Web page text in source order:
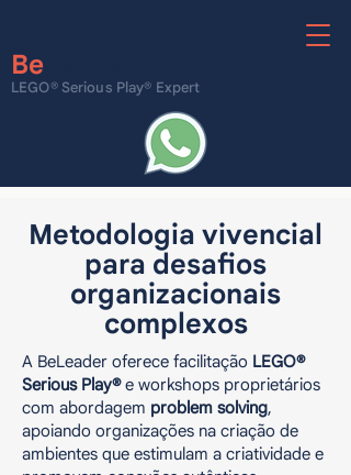
Be
LEGO® Serious Play® Expert
Metodologia vivencial
para desafios
organizacionais
complexos
A BeLeader oferece facilitação LEGO®
Serious Play®e workshops proprietários
com abordagem problem solving,
apoiando organizações na criação de
ambientes que estimulam a criatividade e